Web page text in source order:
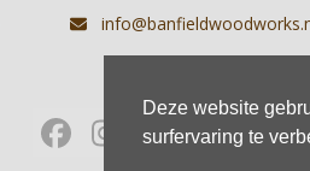
Facebook
Instagram
Whatsapp
Deze website
surfervaring te